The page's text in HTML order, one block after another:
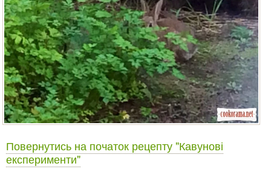
Повернутись на початок рецепту "Кавунові
експерименти"